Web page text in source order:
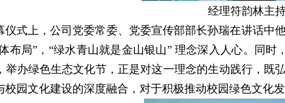
经理符韵林主
仪式上，公司党委常委、党委宣传部部长孙瑞在讲话中
布局”，“绿水青山就是金山银山” 理念深入人心。同
举办绿色生态文化节，正是对这一理念的生动践行，既
校园文化建设的深度融合，对于积极推动校园绿色文化